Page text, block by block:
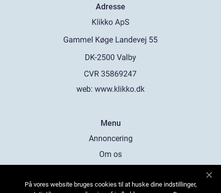
Adresse
web: www.klikko.dk
Menu
Annoncering
Om os
Kontakt os
På vores website bruges cookies til at huske dine indstillinger,